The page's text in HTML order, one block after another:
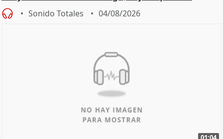
Sonido Totales 04/08/2026